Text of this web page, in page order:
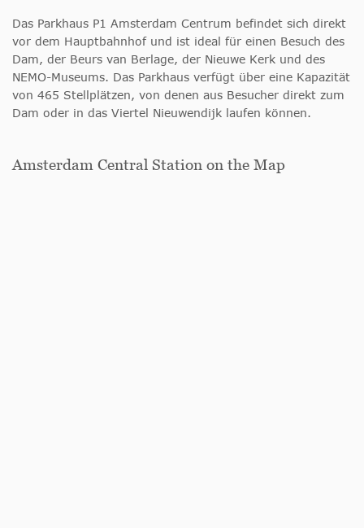
Das Parkhaus P1 Amsterdam Centrum befindet sich direkt
vor dem Hauptbahnhof und ist ideal für einen Besuch des
Dam, der Beurs van Berlage, der Nieuwe Kerk und des
NEMO-Museums. Das Parkhaus verfügt über eine Kapazität
von 465 Stellplätzen, von denen aus Besucher direkt zum
Dam oder in das Viertel Nieuwendijk laufen können.
Amsterdam Central Station on the Map